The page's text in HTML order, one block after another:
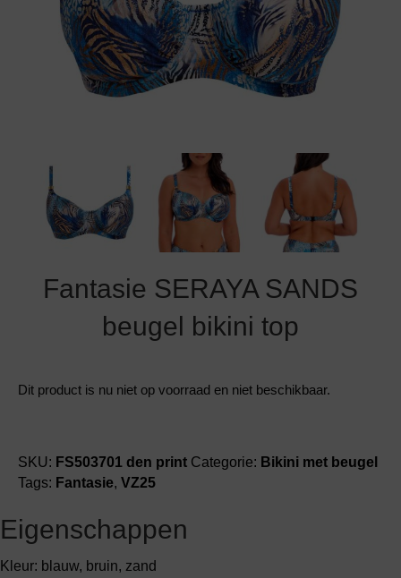
Fantasie SERAYA SANDS
beugel bikini top
Dit product is nu niet op voorraad en niet beschikbaar.
SKU: FS503701 den print Categorie: Bikini met beugel
Tags: Fantasie, VZ25
Eigenschappen
Kleur: blauw, bruin, zand
BH Zonder
Short
Grote maten lingerie
Bestsellers
Bruidslingerie
Strandkleding
Grote maten badmode
Badmode met glitter
Zwarte badmode
Slipdress
Algemene voorwaarden